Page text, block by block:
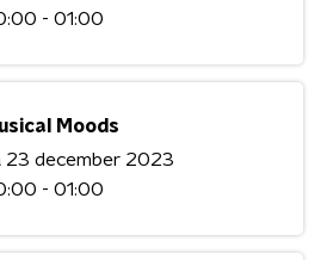
- 01:00
Moods
23 december 2023
- 01:00